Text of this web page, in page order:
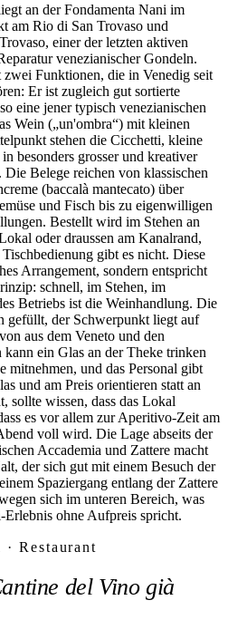
an der Fondamenta Nani im
am Rio di San Trovaso und
einer der letzten aktiven
venezianischer Gondeln.
Funktionen, die in Venedig seit
Er ist zugleich gut sortierte
eine jener typisch venezianischen
Wein („un'ombra“) mit kleinen
stehen die Cicchetti, kleine
besonders grosser und kreativer
Belege reichen von klassischen
(baccalà mantecato) über
und Fisch bis zu eigenwilligen
Bestellt wird im Stehen an
oder draussen am Kanalrand,
gibt es nicht. Diese
Arrangement, sondern entspricht
schnell, im Stehen, im
Betriebs ist die Weinhandlung. Die
gefüllt, der Schwerpunkt liegt auf
aus dem Veneto und den
ein Glas an der Theke trinken
mitnehmen, und das Personal gibt
und am Preis orientieren statt an
sollte wissen, dass das Lokal
es vor allem zur Aperitivo-Zeit am
voll wird. Die Lage abseits der
Accademia und Zattere macht
der sich gut mit einem Besuch der
Spaziergang entlang der Zattere
sich im unteren Bereich, was
ohne Aufpreis spricht.
Restaurant
del Vino già